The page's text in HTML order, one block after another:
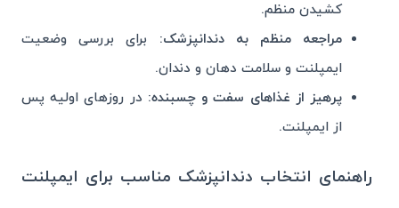
کشیدن منظم.
مراجعه منظم به دندانپزشک: برای بررسی وضعیت
ایمپلنت و سلامت دهان و دندان.
پرهیز از غذاهای سفت و چسبنده: در روزهای اولیه پس
از ایمپلنت.
راهنمای انتخاب دندانپزشک مناسب برای ایمپلنت